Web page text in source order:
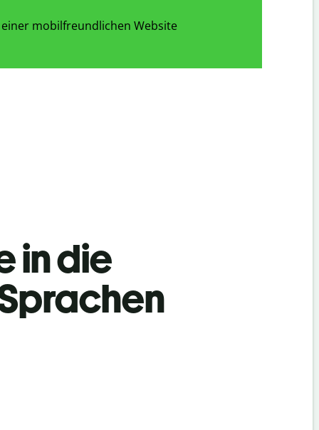
mobilfreundlichen Website
in die